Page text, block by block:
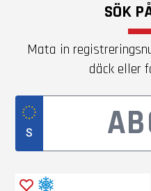
Ett annat populärt
designade för lätta
fordon som kräver
vinterförhållanden.
förbättra dragkraften
Alla däck går
SÖK
Mata in
däck eller
S